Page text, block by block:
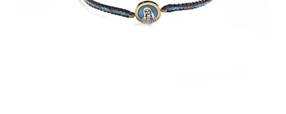
MÉDAILLES JÉSUS
EX-VOTOS ET COEURS SACRÉS